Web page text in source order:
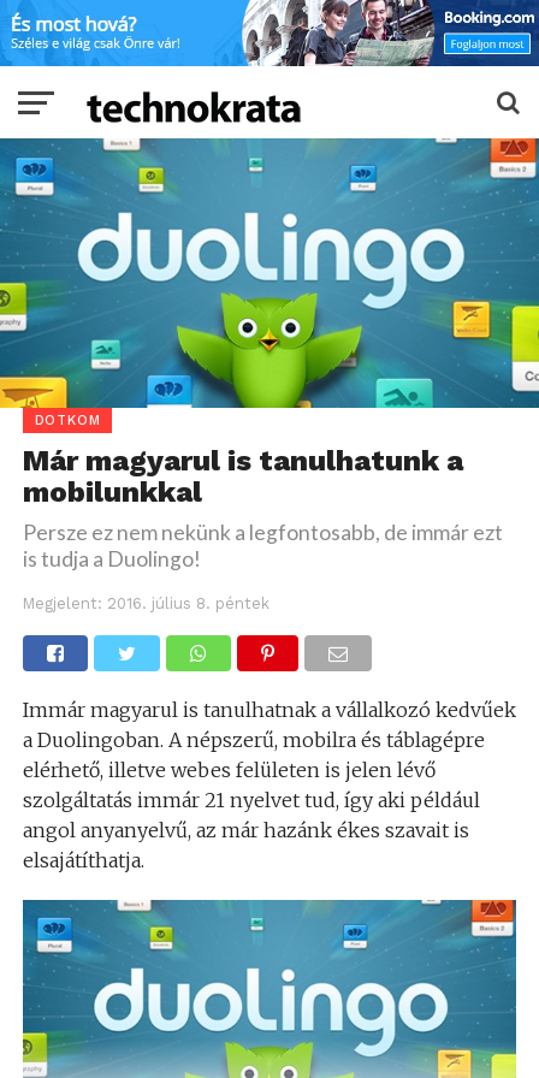
DOTKOM
Már magyarul is tanulhatunk a
mobilunkkal
Persze ez nem nekünk a legfontosabb, de immár ezt
is tudja a Duolingo!
Megjelent: 2016. július 8. péntek
Immár magyarul is tanulhatnak a vállalkozó kedvűek
a Duolingoban. A népszerű, mobilra és táblagépre
elérhető, illetve webes felületen is jelen lévő
szolgáltatás immár 21 nyelvet tud, így aki például
angol anyanyelvű, az már hazánk ékes szavait is
elsajátíthatja.